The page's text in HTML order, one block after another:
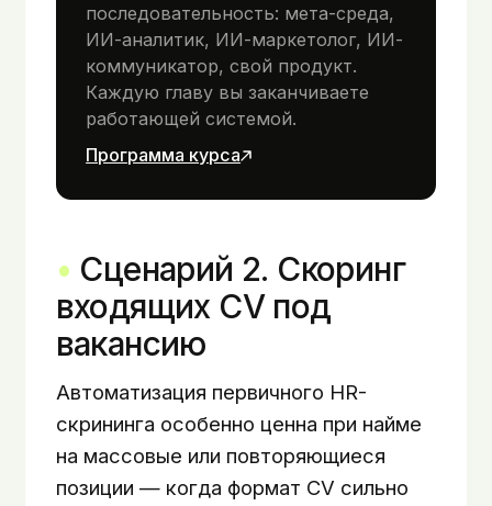
последовательность: мета-среда,
ИИ-аналитик, ИИ-маркетолог, ИИ-
коммуникатор, свой продукт.
Каждую главу вы заканчиваете
работающей системой.
Программа курса
Сценарий 2. Скоринг
входящих CV под
вакансию
Автоматизация первичного HR-
скрининга особенно ценна при найме
на массовые или повторяющиеся
позиции — когда формат CV сильно